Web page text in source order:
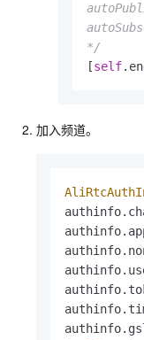
*/
[self
加入频道。